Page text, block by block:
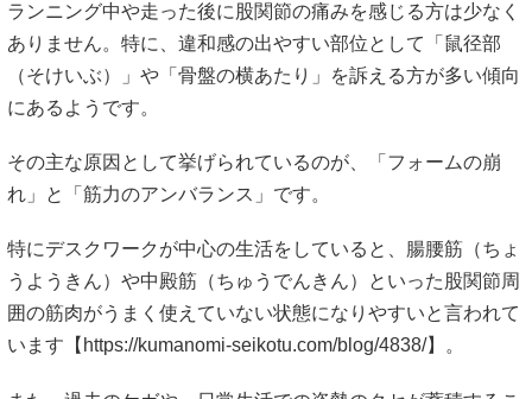
ランニング中や走った後に股関節の痛みを感じる方は少なく
ありません。特に、違和感の出やすい部位として「鼠径部
（そけいぶ）」や「骨盤の横あたり」を訴える方が多い傾向
にあるようです。
その主な原因として挙げられているのが、「フォームの崩
れ」と「筋力のアンバランス」です。
特にデスクワークが中心の生活をしていると、腸腰筋（ちょ
うようきん）や中殿筋（ちゅうでんきん）といった股関節周
囲の筋肉がうまく使えていない状態になりやすいと言われて
います【 https://kumanomi-seikotu.com/blog/4838/】。